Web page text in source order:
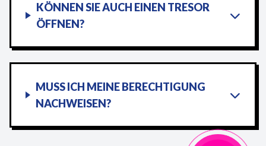
KÖNNEN SIE AUCH EINEN TRESOR
ÖFFNEN?
MUSS ICH MEINE BERECHTIGUNG
NACHWEISEN?